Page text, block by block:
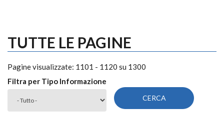
TUTTE LE PAGINE
Pagine visualizzate: 1101 - 1120 su 1300
Filtra per Tipo Informazione